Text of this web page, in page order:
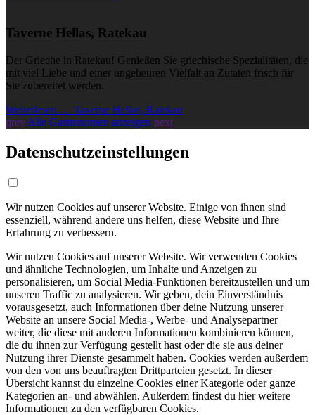
Taverne Hellas, Ratekau
Der Grieche in Ratekau! Genießen Sie griechische Spezialitäten, die
mit viel Liebe und einer ungeheuren Vielfalt an Zutaten frisch für
Sie zubereitet werden.
Weiterlesen … Taverne Hellas, Ratekau
prev Alle Gastronomen anzeigen next
Datenschutzeinstellungen
Wir nutzen Cookies auf unserer Website. Einige von ihnen sind
essenziell, während andere uns helfen, diese Website und Ihre
Erfahrung zu verbessern.
Wir nutzen Cookies auf unserer Website. Wir verwenden Cookies
und ähnliche Technologien, um Inhalte und Anzeigen zu
personalisieren, um Social Media-Funktionen bereitzustellen und um
unseren Traffic zu analysieren. Wir geben, dein Einverständnis
vorausgesetzt, auch Informationen über deine Nutzung unserer
Website an unsere Social Media-, Werbe- und Analysepartner
weiter, die diese mit anderen Informationen kombinieren können,
die du ihnen zur Verfügung gestellt hast oder die sie aus deiner
Nutzung ihrer Dienste gesammelt haben. Cookies werden außerdem
von den von uns beauftragten Drittparteien gesetzt. In dieser
Übersicht kannst du einzelne Cookies einer Kategorie oder ganze
Kategorien an- und abwählen. Außerdem findest du hier weitere
Informationen zu den verfügbaren Cookies.